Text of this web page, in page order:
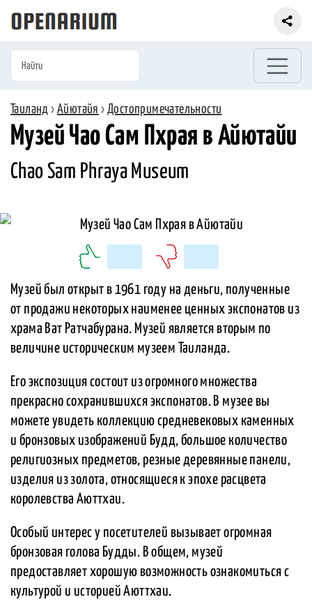
Таиланд ›Айютайя ›Достопримечательности
Музей Чао Сам Пхрая в Айютайи
Chao Sam Phraya Museum
Музей был открыт в 1961 году на деньги, полученные
от продажи некоторых наименее ценных экспонатов из
храма Ват Ратчабурана. Музей является вторым по
величине историческим музеем Таиланда.
Его экспозиция состоит из огромного множества
прекрасно сохранившихся экспонатов. В музее вы
можете увидеть коллекцию средневековых каменных
и бронзовых изображений Будд, большое количество
религиозных предметов, резные деревянные панели,
изделия из золота, относящиеся к эпохе расцвета
королевства Аюттхаи.
Особый интерес у посетителей вызывает огромная
бронзовая голова Будды. В общем, музей
предоставляет хорошую возможность ознакомиться с
культурой и историей Аюттхаи.